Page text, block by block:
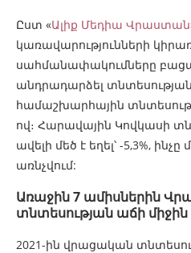
Ըստ «Ալիք Մեդիա Վրաստան
կառավարությունների
սահմանափակումները
անդրադարձել տնտեսության
համաշխարհային
ով։ Հարավային Կովկասի
ավելի մեծ է եղել՝ -5,3%,
առնչվում:
Առաջին 7 ամիսներին
տնտեսության աճի միջին
2021-ին վրացական